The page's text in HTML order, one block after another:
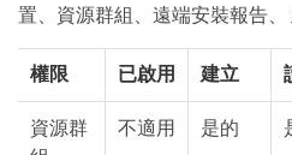
置、資源群組、遠端安裝報告、
權限 已啟用 建立
資源群
不適用 是的